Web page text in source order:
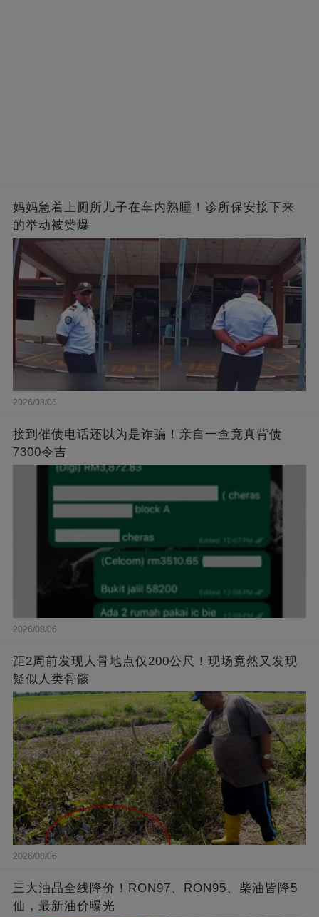
妈妈急着上厕所儿子在车内熟睡！诊所保安接下来
的举动被赞爆
2026/08/06
接到催债电话还以为是诈骗！亲自一查竟真背债
7300令吉
2026/08/06
距2周前发现人骨地点仅200公尺！现场竟然又发现
疑似人类骨骸
2026/08/06
三大油品全线降价！RON97、RON95、柴油皆降5
仙，最新油价曝光